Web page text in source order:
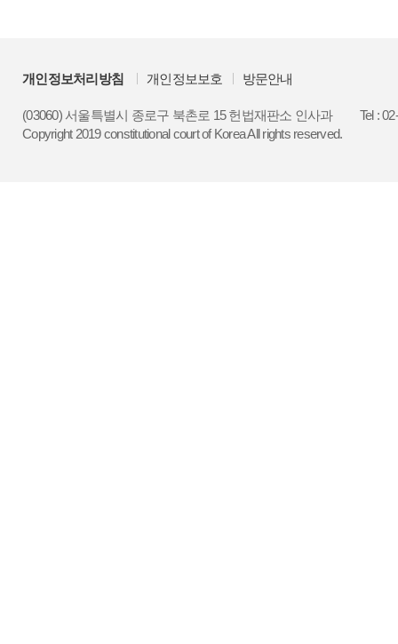
개인정보처리방침 개인정보보호 방문안내
(03060) 서울특별시 종로구 북촌로 15 헌법재판소 인사과
Tel :
Copyright 2019 constitutional court of Korea All rights reserved.